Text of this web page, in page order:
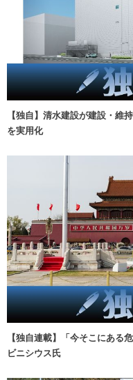
【独自】清水建設が建設・維
を実用化
【独自連載】「今そこにあ
ビニシウス氏